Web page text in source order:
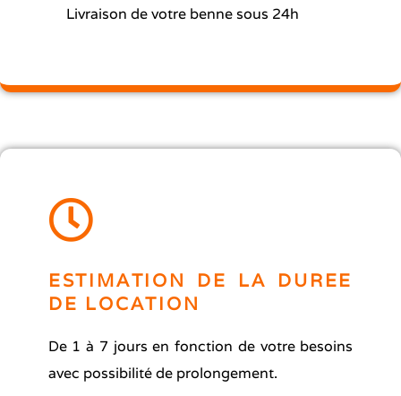
Livraison de votre benne sous 24h
ESTIMATION DE LA DUREE
DE LOCATION
De 1 à 7 jours en fonction de votre besoins
avec possibilité de prolongement.